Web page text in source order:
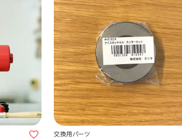
交換用パーツ